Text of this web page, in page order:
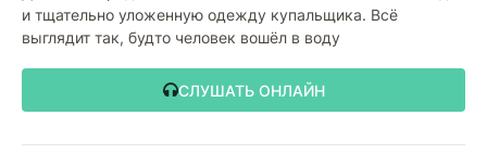
и тщательно уложенную одежду купальщика. Всё
выглядит так, будто человек вошёл в воду
СЛУШАТЬ ОНЛАЙН